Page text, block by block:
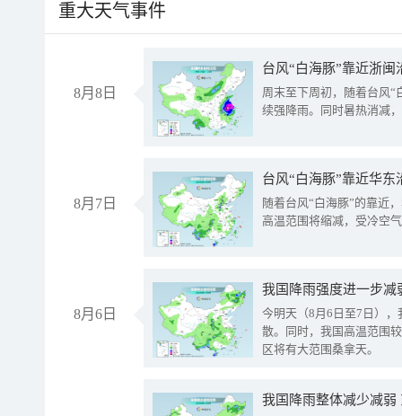
重大天气事件
8月8日
台风“白海豚”靠近浙
周末至下周初，随着台风“
续强降雨。同时暑热消减
8月7日
台风“白海豚”靠近华
随着台风“白海豚”的靠近
高温范围将缩减，受冷空
8月6日
今明天（8月6日至7日）
散。同时，我国高温范围
区将有大范围桑拿天。
我国降雨整体减少减弱